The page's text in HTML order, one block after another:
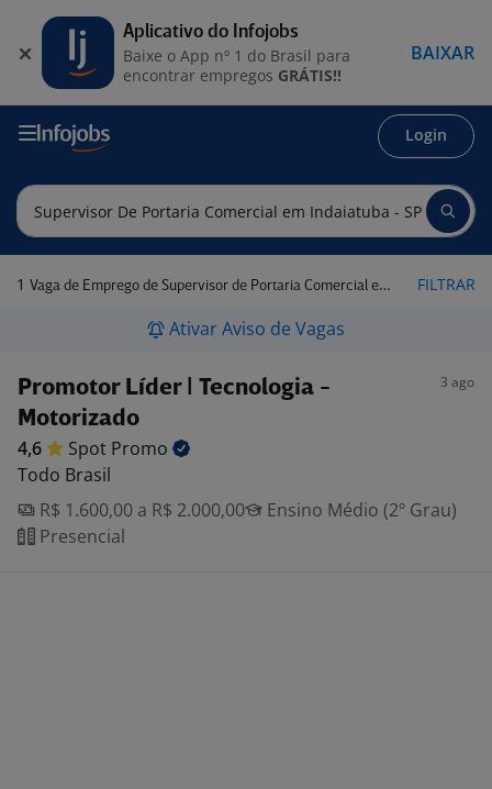
Login
1 Vaga de Emprego de Supervisor de Portaria Comercial em Indaiatuba - SP FILTRAR
Ativar Aviso de Vagas
Promotor Líder | Tecnologia -
Motorizado
3 ago
4,6 Spot Promo
Todo Brasil
R$ 1.600,00 a R$ 2.000,00
Ensino Médio (2º Grau)
Presencial
Aplicativo do Infojobs
Baixe o App nº 1 do Brasil para
encontrar empregos GRÁTIS!!
BAIXAR